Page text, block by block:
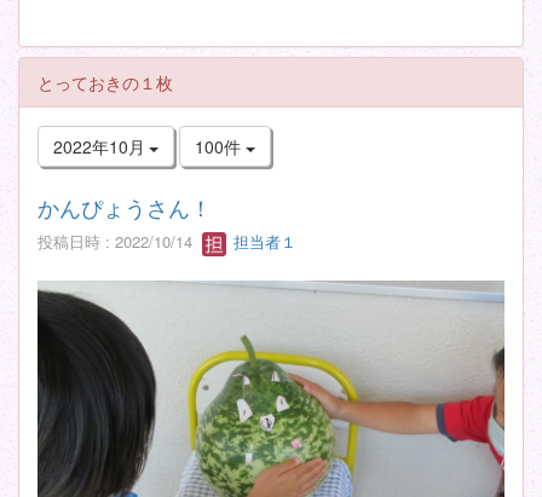
とっておきの１枚
2022年10月 100件
かんぴょうさん！
投稿日時 : 2022/10/14 担当者１